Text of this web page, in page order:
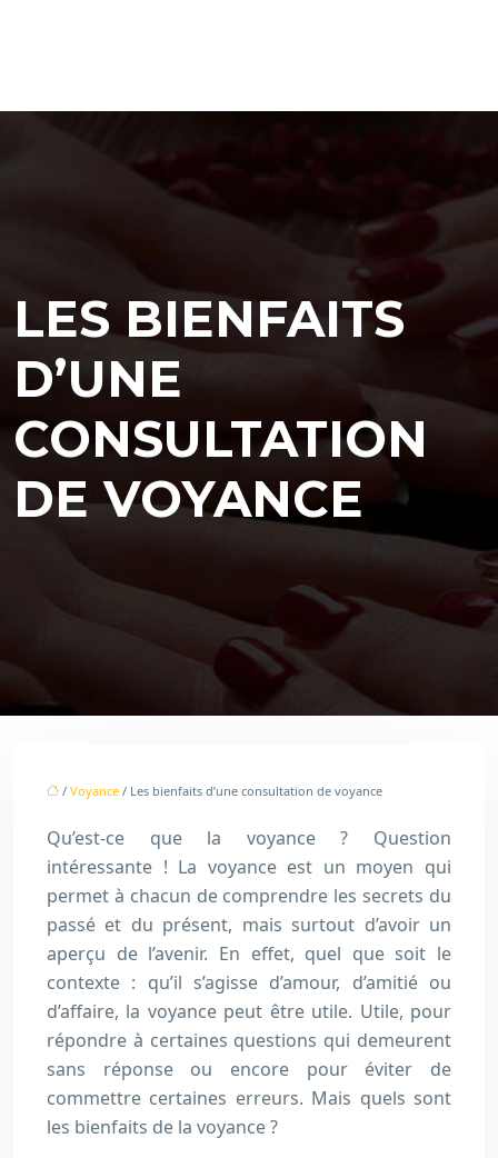
LES BIENFAITS
D’UNE
CONSULTATION
DE VOYANCE
/ Voyance / Les bienfaits d’une consultation de voyance
Qu’est-ce que la voyance ? Question
intéressante ! La voyance est un moyen qui
permet à chacun de comprendre les secrets du
passé et du présent, mais surtout d’avoir un
aperçu de l’avenir. En effet, quel que soit le
contexte : qu’il s’agisse d’amour, d’amitié ou
d’affaire, la voyance peut être utile. Utile, pour
répondre à certaines questions qui demeurent
sans réponse ou encore pour éviter de
commettre certaines erreurs. Mais quels sont
les bienfaits de la voyance ?